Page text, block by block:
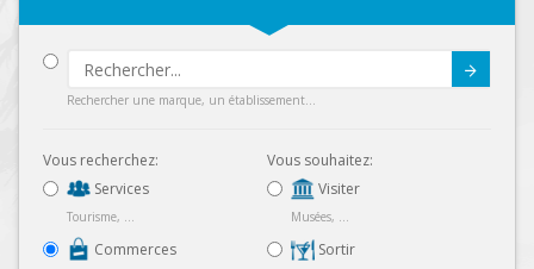
Rechercher une marque, un établissement...
Vous recherchez:
Services
Tourisme, ...
Commerces
Vous souhaitez:
Visiter
Musées, ...
Sortir